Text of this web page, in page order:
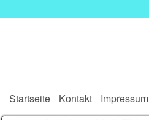
Startseite Kontakt
Impressum